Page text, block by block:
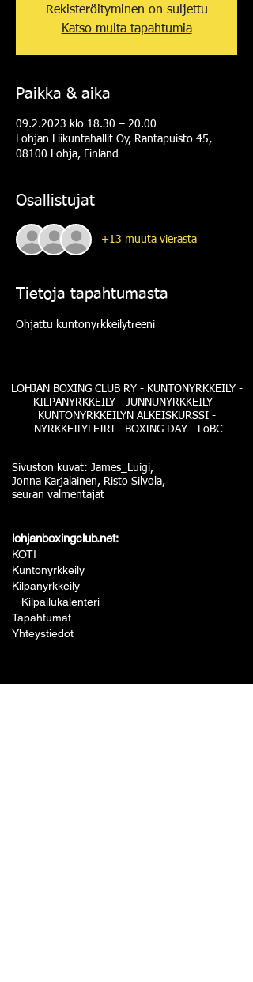
Rekisteröityminen on suljettu
Katso muita tapahtumia
Paikka & aika
09.2.2023 klo 18.30 – 20.00
Lohjan Liikuntahallit Oy, Rantapuisto 45,
08100 Lohja, Finland
Osallistujat
+13 muuta vierasta
Tietoja tapahtumasta
Ohjattu kuntonyrkkeilytreeni
LOHJAN BOXING CLUB RY - KUNTONYRKKEILY -
KILPANYRKKEILY - JUNNUNYRKKEILY -
KUNTONYRKKEILYN ALKEISKURSSI -
NYRKKEILYLEIRI - BOXING DAY - LoBC
Sivuston kuvat: James_Luigi,
Jonna Karjalainen, Risto Silvola,
seuran valmentajat
lohjanboxingclub.net:
KOTI
Kuntonyrkkeily
Kilpanyrkkeily
Kilpailukalenteri
Tapahtumat
Yhteystiedot